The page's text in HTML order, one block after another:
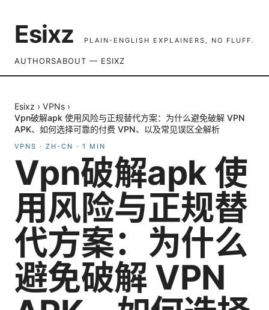
Esixz PLAIN-ENGLISH EXPLAINERS, NO FLUFF.
AUTHORSABOUT — ESIXZ
Esixz › VPNs ›
Vpn破解apk 使用风险与正规替代方案：为什么避免破解 VPN
APK、如何选择可靠的付费 VPN、以及常见误区全解析
VPNS · ZH-CN · 1 MIN
Vpn破解apk 使
用风险与正规替
代方案：为什么
避免破解 VPN